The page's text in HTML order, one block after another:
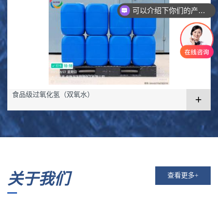
食品级过氧化氢（双氧水） +
关于我们 查看更多+
可以介绍下你们的产品么